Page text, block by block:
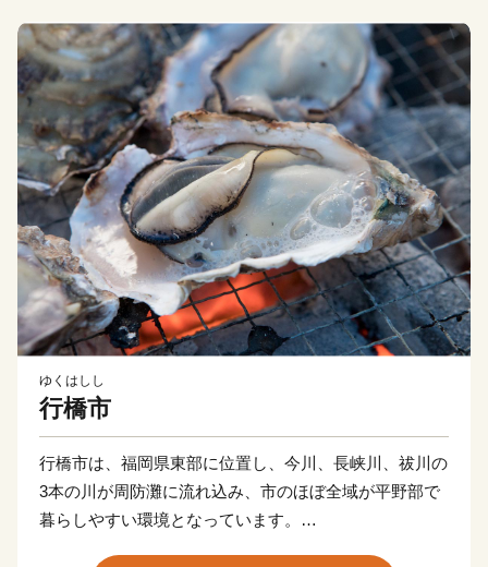
ゆくはしし
行橋市
行橋市は、福岡県東部に位置し、今川、長峡川、祓川の
3本の川が周防灘に流れ込み、市のほぼ全域が平野部で
暮らしやすい環境となっています。